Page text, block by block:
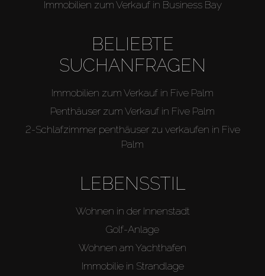
Immobilien zum Verkauf in Business Bay
BELIEBTE
SUCHANFRAGEN
Immobilien zum Verkauf in Five Palm
Penthäuser zum Verkauf in Five Palm
2-Schlafzimmer penthäuser zu verkaufen in Five
Palm
LEBENSSTIL
Wohnen in der Innenstadt
Golf-Anlage
Wohnen am Yachthafen
Immobilie in Strandlage